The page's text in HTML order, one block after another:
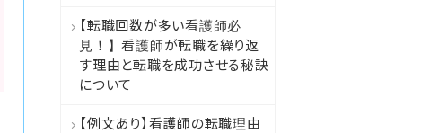
【転職回数が多い看護師必
見！】看護師が転職を繰り返
す理由と転職を成功させる秘訣
について
【例文あり】看護師の転職理由